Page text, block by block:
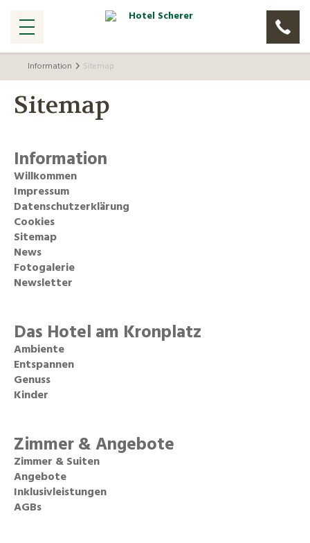
Information Sitemap
Sitemap
Information
Willkommen
Impressum
Datenschutzerklärung
Cookies
Sitemap
News
Fotogalerie
Newsletter
Das Hotel am Kronplatz
Ambiente
Entspannen
Genuss
Kinder
Zimmer & Angebote
Zimmer & Suiten
Angebote
Inklusivleistungen
AGBs